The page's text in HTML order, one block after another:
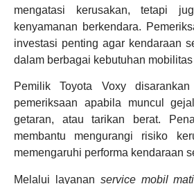
mengatasi kerusakan, tetapi
kenyamanan berkendara.
investasi penting agar kendaraan
dalam berbagai kebutuhan
Pemilik Toyota Voxy
pemeriksaan apabila muncul
getaran, atau tarikan berat.
membantu mengurangi risiko
memengaruhi performa kendaraan
Melalui layanan service mobil